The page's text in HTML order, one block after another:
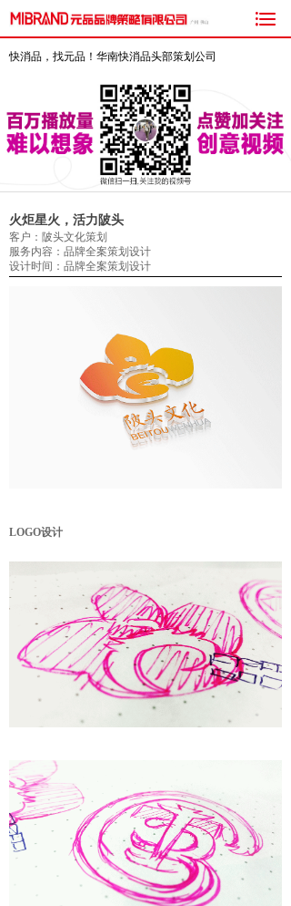

快消品，找元品！华南快消品头部策划公司
火炬星火，活力陂头
客户：陂头文化策划
服务内容：品牌全案策划设计
设计时间：品牌全案策划设计
LOGO设计